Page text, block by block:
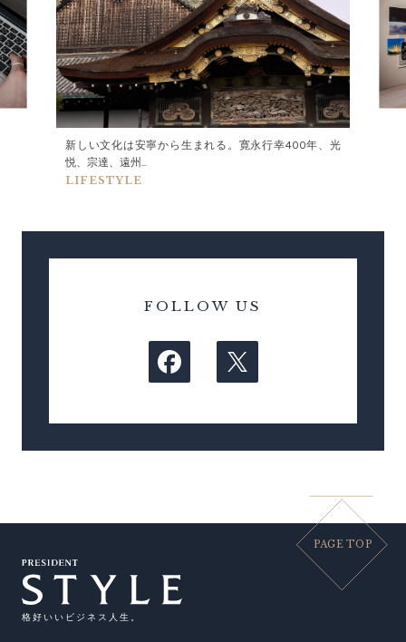
新しい文化は安寧から生まれる。寛永行幸400年、光
悦、宗達、遠州...
LIFESTYLE
FOLLOW US
PAGE TOP
格好いいビジネス人生。